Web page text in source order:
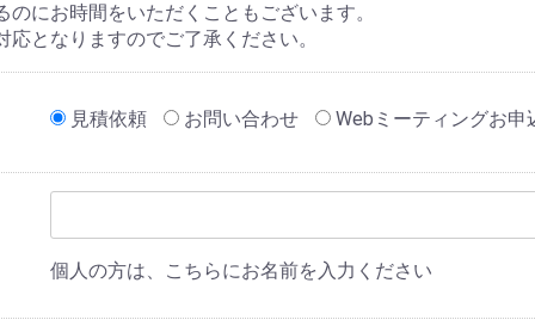
にお時間をいただくこともございます。
となりますのでご了承ください。
見積依頼 お問い合わせ Webミーティングお申
個人の方は、こちらにお名前を入力ください